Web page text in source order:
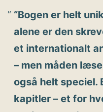
“Bogen er helt
alene er den
et internationalt
– men måden
også helt speciel.
kapitler – et for